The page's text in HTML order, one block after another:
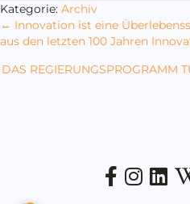
Kategorie: Archiv
Posts
← Innovation ist eine
aus den letzten 100 Jahren
DAS REGIERUNGSPROGRAMM